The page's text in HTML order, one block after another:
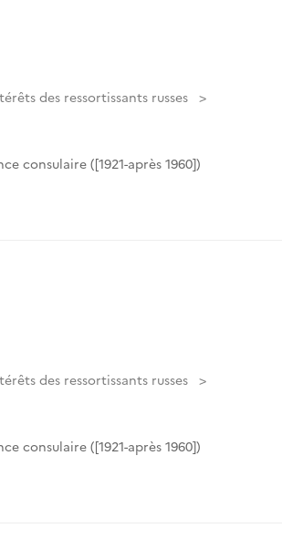
des ressortissants russes
consulaire ([1921-après 1960])
des ressortissants russes
consulaire ([1921-après 1960])